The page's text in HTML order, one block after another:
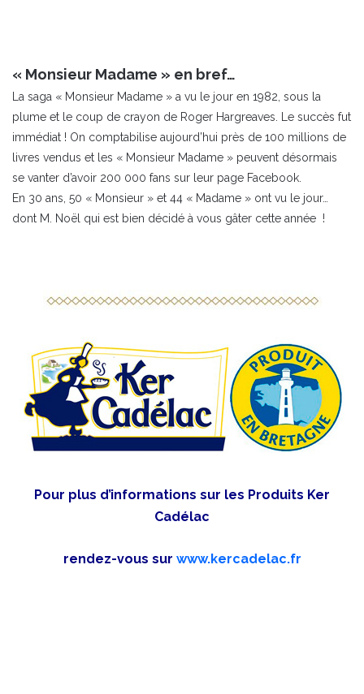
« Monsieur Madame » en bref…
La saga « Monsieur Madame » a vu le jour en 1982, sous la
plume et le coup de crayon de Roger Hargreaves. Le succès fut
immédiat ! On comptabilise aujourd’hui près de 100 millions de
livres vendus et les « Monsieur Madame » peuvent désormais
se vanter d’avoir 200 000 fans sur leur page Facebook.
En 30 ans, 50 « Monsieur » et 44 « Madame » ont vu le jour…
dont M. Noël qui est bien décidé à vous gâter cette année !
Pour plus d’informations sur les Produits Ker
Cadélac
rendez-vous sur www.kercadelac.fr